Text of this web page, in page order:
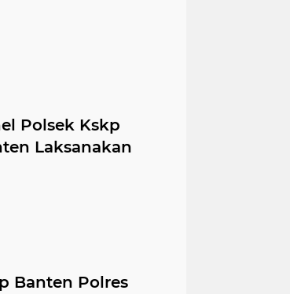
Polsek Kskp
Laksanakan
Banten Polres